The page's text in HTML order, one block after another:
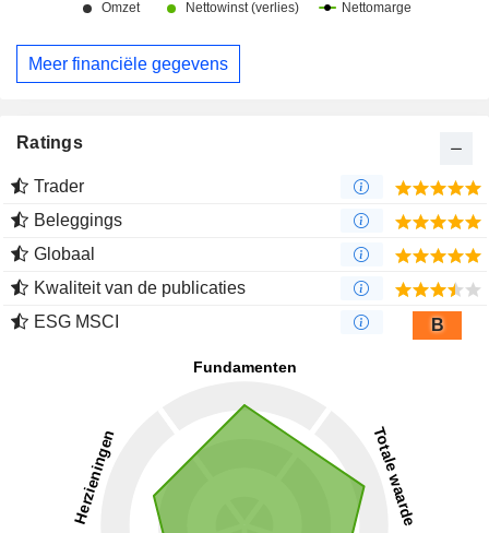
Meer financiële gegevens
Ratings
Trader
Beleggings
Globaal
Kwaliteit van de publicaties
ESG MSCI
B